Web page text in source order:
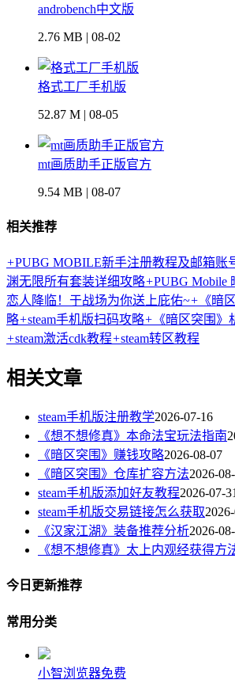
androbench中文版
2.76 MB | 08-02
格式工厂手机版
52.87 M | 08-05
mt画质助手正版官方
9.54 MB | 08-07
相关推荐
+PUBG MOBILE新手注册教程及邮箱账
渊无限所有套装详细攻略+PUBG Mobile
恋人降临！于战场为你送上庇佑~+ 《暗
略+steam手机版扫码攻略+ 《暗区突围
+steam激活cdk教程+steam转区教程
相关文章
steam手机版注册教学2026-07-16
《想不想修真》本命法宝玩法指南
《暗区突围》赚钱攻略2026-08-07
《暗区突围》仓库扩容方法2026-
steam手机版添加好友教程2026-07-31
steam手机版交易链接怎么获取
《汉家江湖》装备推荐分析2026-
《想不想修真》太上内观经获得方
今日更新推荐
常用分类
小智浏览器免费